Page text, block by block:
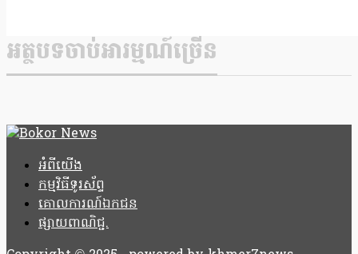
អត្ថបទចាប់អារម្មណ៍ច្រើន
អំពីយើង
កម្មវិធីទូរស័ព្ទ
គោលការណ៍ឯកជន
ផ្សាយពាណិជ្ជ.